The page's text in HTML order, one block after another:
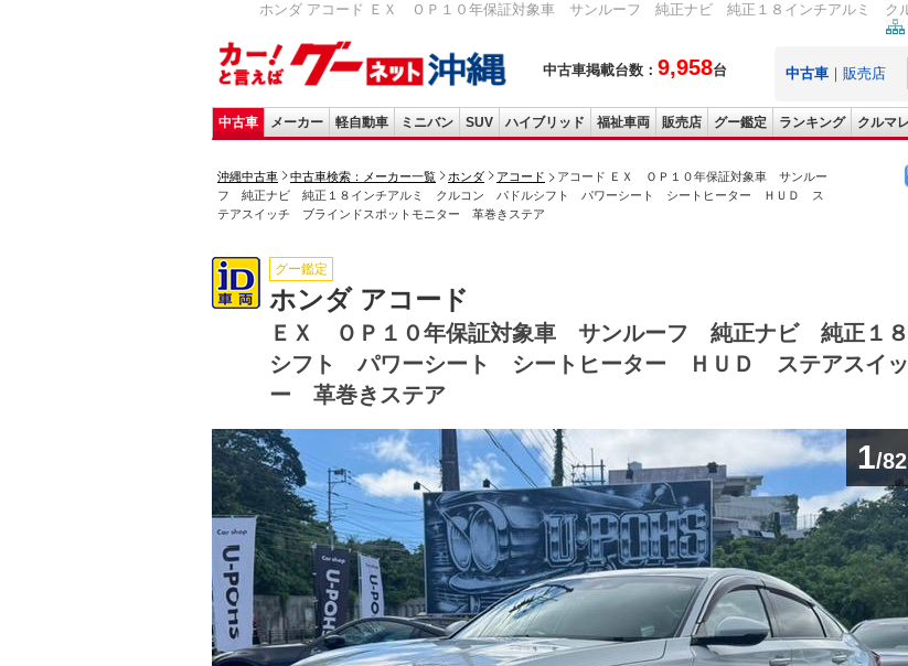
ホンダ アコード ＥＸ ＯＰ１０年保証対象車 サンルーフ 純正ナビ 純正１８インチアルミ
中古車掲載台数： 9,958台 中古車 ｜ 販売店
中古車 メーカー 軽自動車 ミニバン SUV ハイブリッド 福祉車両 販売店 グー鑑定 ランキング クルマ
沖縄中古車 中古車検索：メーカー一覧 ホンダ アコード
アコード ＥＸ ＯＰ１０年保証対象車 サンルー
フ 純正ナビ 純正１８インチアルミ クルコン パドルシフト パワーシート シートヒーター ＨＵＤ ス
テアスイッチ ブラインドスポットモニター 革巻きステア
グー鑑定
ホンダ アコード
ＥＸ ＯＰ１０年保証対象車 サンルーフ 純正ナビ 純正１
シフト パワーシート シートヒーター ＨＵＤ ステアスイ
ー 革巻きステア
1/82